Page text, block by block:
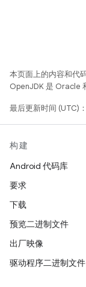
本页面上的内容和代
OpenJDK 是 Oracle
最后更新时间 (UTC)
构建
Android 代码库
要求
下载
预览二进制文件
出厂映像
驱动程序二进制文件